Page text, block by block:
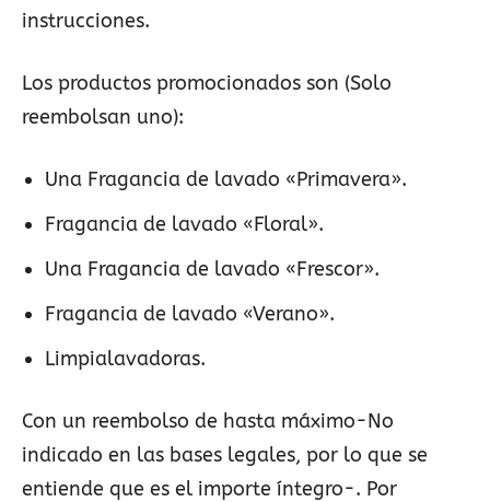
instrucciones.
Los productos promocionados son (Solo
reembolsan uno):
Una Fragancia de lavado «Primavera».
Fragancia de lavado «Floral».
Una Fragancia de lavado «Frescor».
Fragancia de lavado «Verano».
Limpialavadoras.
Con un reembolso de hasta máximo-No
indicado en las bases legales, por lo que se
entiende que es el importe íntegro-. Por